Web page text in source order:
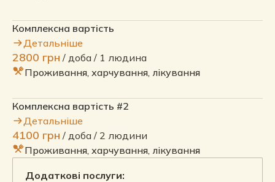
Комплексна вартість
Детальніше
2800 грн / доба / 1 людина
Проживання, харчування, лікування
Комплексна вартість #2
Детальніше
4100 грн / доба / 2 людини
Проживання, харчування, лікування
Додаткові послуги: